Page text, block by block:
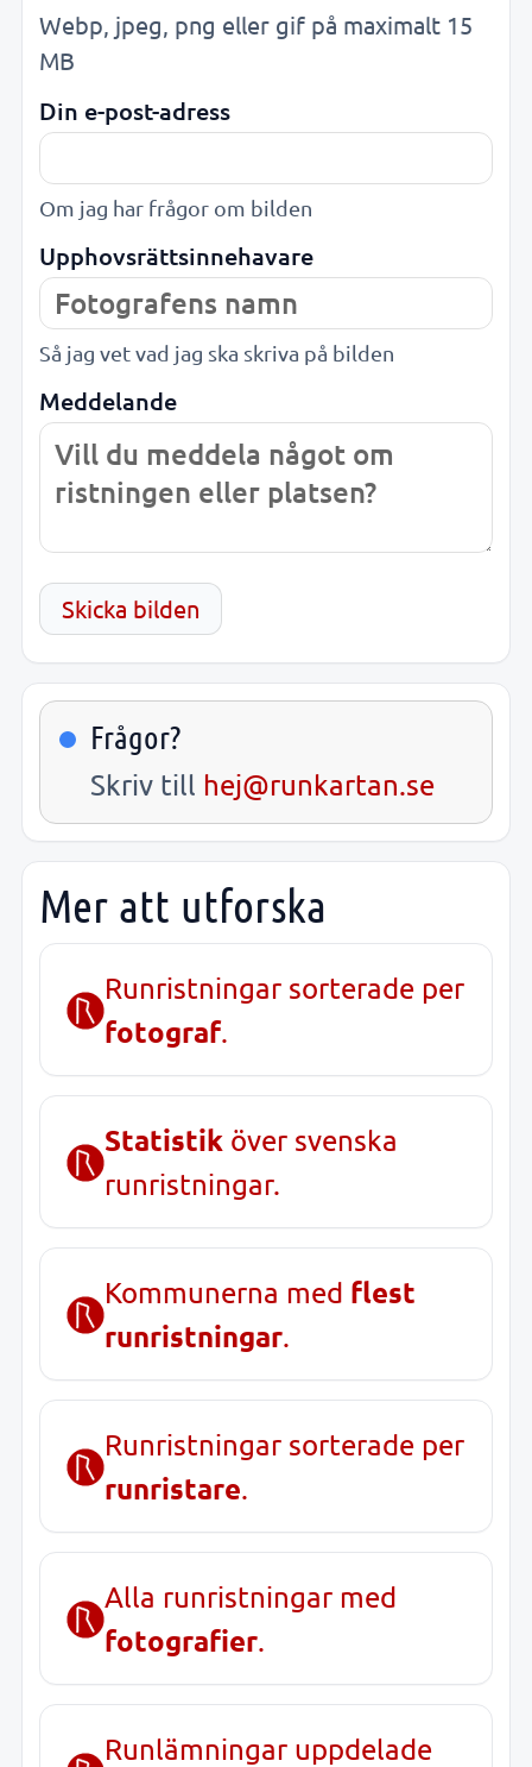
Webp, jpeg, png eller gif på maximalt 15
MB
Din e-post-adress
Om jag har frågor om bilden
Upphovsrättsinnehavare
Så jag vet vad jag ska skriva på bilden
Meddelande
Skicka bilden
Frågor?
Skriv till hej@runkartan.se
Mer att utforska
Runristningar sorterade per
fotograf.
Statistik över svenska
runristningar.
Kommunerna med flest
runristningar.
Runristningar sorterade per
runristare.
Alla runristningar med
fotografier.
Runlämningar uppdelade